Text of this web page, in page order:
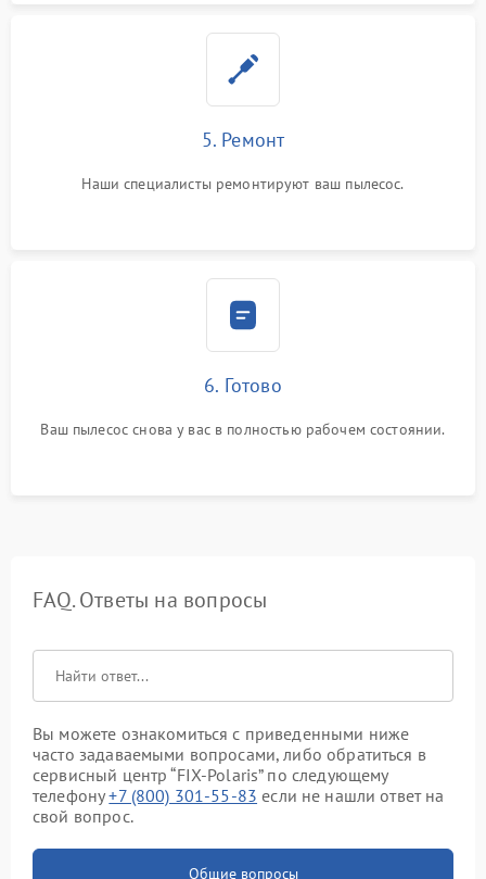
5. Ремонт
Наши специалисты ремонтируют ваш пылесос.
6. Готово
Ваш пылесос снова у вас в полностью рабочем состоянии.
FAQ. Ответы на вопросы
Вы можете ознакомиться с приведенными ниже
часто задаваемыми вопросами, либо обратиться в
сервисный центр “FIX-Polaris” по следующему
телефону+7 (800) 301-55-83 если не нашли ответ на
свой вопрос.
Общие вопросы